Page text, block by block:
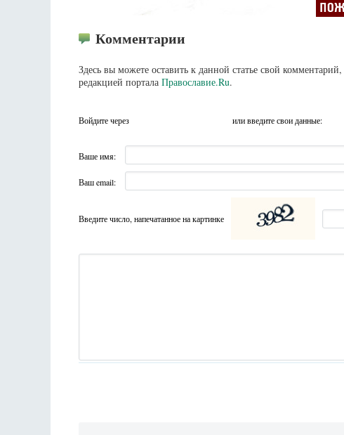
Комментарии
Здесь вы можете оставить к данной статье свой
редакцией портала Православие.Ru.
Войдите через или введите свои данные:
Ваше имя:
Ваш email:
Введите число, напечатанное на картинке